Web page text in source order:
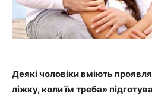
Деякі чоловіки вміють
ліжку, коли їм треба»